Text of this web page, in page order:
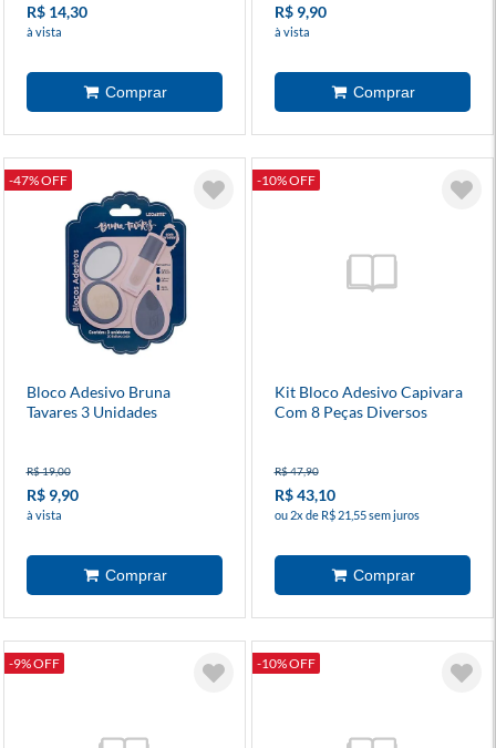
R$ 14,30
à vista
R$ 9,90
à vista
-47% OFF
Bloco Adesivo Bruna
Tavares 3 Unidades
R$ 19,00
R$ 9,90
à vista
-10% OFF
Kit Bloco Adesivo Capivara
Com 8 Peças Diversos
R$ 47,90
R$ 43,10
ou 2x de R$ 21,55 sem juros
-9% OFF -10% OFF